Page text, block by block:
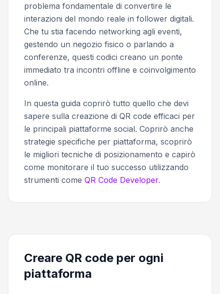
problema fondamentale di convertire le
interazioni del mondo reale in follower digitali.
Che tu stia facendo networking agli eventi,
gestendo un negozio fisico o parlando a
conferenze, questi codici creano un ponte
immediato tra incontri offline e coinvolgimento
online.
In questa guida coprirò tutto quello che devi
sapere sulla creazione di QR code efficaci per
le principali piattaforme social. Coprirò anche
strategie specifiche per piattaforma, scoprirò
le migliori tecniche di posizionamento e capirò
come monitorare il tuo successo utilizzando
strumenti come QR Code Developer.
Creare QR code per ogni
piattaforma